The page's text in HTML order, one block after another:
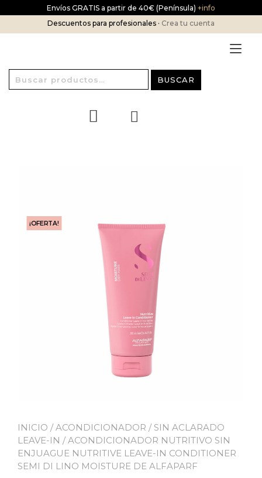
al
contenido
Envíos GRATIS a partir de 40€ (Península) +info
Descuentos para profesionales · Crea tu cuenta
Buscar
por:
BUSCAR
¡OFERTA!
INICIO /ACONDICIONADOR / SIN ACLARADO
LEAVE-IN / ACONDICIONADOR NUTRITIVO SIN
ENJUAGUE NUTRITIVE LEAVE-IN CONDITIONER
SEMI DI LINO MOISTURE DE ALFAPARF